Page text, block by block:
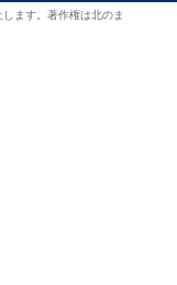
ます。著作権は北のま